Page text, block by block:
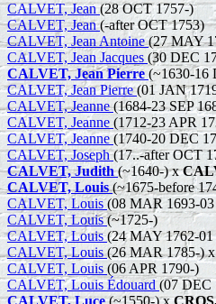
CALVET, Jean(28 OCT 1757-)
CALVET, Jean(-after OCT 1753)
CALVET, Jean Antoine(27 MAY
CALVET, Jean Jacques (30 DEC
CALVET, Jean Pierre (~1630-16
CALVET, Jean Pierre(01 JAN
CALVET, Jeanne(1684-23 SEP
CALVET, Jeanne (1712-23 APR
CALVET, Jeanne(1740-20 DEC
CALVET, Joseph(17..-after OCT
CALVET, Judith (~1640-) x
CALVET, Louis(~1675-before
CALVET, Louis(08 MAR 1693-
CALVET, Louis(~1725-)
CALVET, Louis(24 MAY 1762-
CALVET, Louis(26 MAR 1785-)
CALVET, Louis (06 APR 1790-)
CALVET, Louis Édouard(07 DEC
CALVET, Luce (~1550-) x